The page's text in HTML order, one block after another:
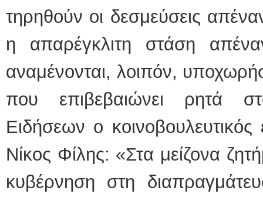
τηρηθούν οι δεσμεύσεις
η απαρέγκλιτη στάση
αναμένονται, λοιπόν,
που επιβεβαιώνει ρητά
Ειδήσεων ο
Νίκος Φίλης: «Στα μείζονα
κυβέρνηση στη